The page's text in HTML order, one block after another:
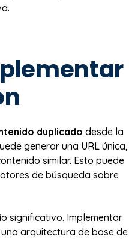
duplicado desde la
generar una URL única,
similar. Esto puede
de búsqueda sobre
significativo. Implementar
arquitectura de base de